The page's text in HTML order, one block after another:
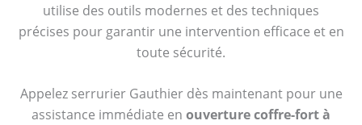
utilise des outils modernes et des techniques
précises pour garantir une intervention efficace et en
toute sécurité.
Appelez serrurier Gauthier dès maintenant pour une
assistance immédiate en ouverture coffre-fort à